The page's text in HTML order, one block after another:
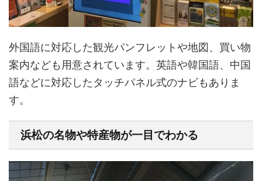
外国語に対応した観光パンフレットや地図、買い物
案内なども用意されています。英語や韓国語、中国
語などに対応したタッチパネル式のナビもありま
す。
浜松の名物や特産物が一目でわかる